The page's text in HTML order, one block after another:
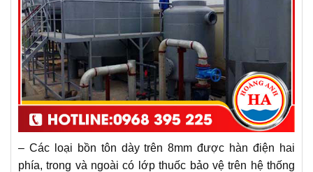
– Các loại bồn tôn dày trên 8mm được hàn điện hai
phía, trong và ngoài có lớp thuốc bảo vệ trên hệ thống